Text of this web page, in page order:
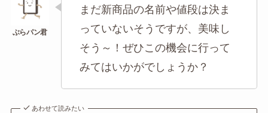
まだ新商品の名前や値段は決ま
っていないそうですが、美味し
そう～！ぜひこの機会に行って
みてはいかがでしょうか？
あわせて読みたい